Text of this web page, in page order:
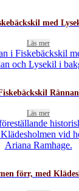
med
Läs mer
Rännan
Läs mer
förr, med